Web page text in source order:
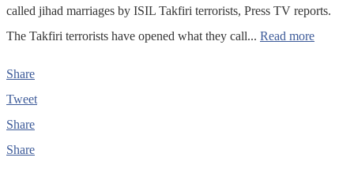
called jihad marriages by ISIL Takfiri terrorists, Press TV reports.
The Takfiri terrorists have opened what they call... Read more
Share
Tweet
Share
Share